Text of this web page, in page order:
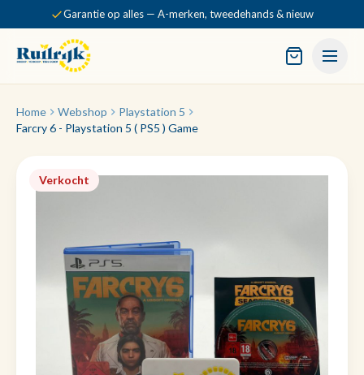
Garantie op alles — A-merken, tweedehands & nieuw
Home Webshop
Playstation 5
Farcry 6 - Playstation 5 ( PS5 ) Game
Verkocht